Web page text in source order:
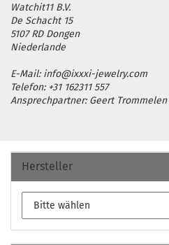
Watchit11 B.V.
De Schacht 15
5107 RD Dongen
Niederlande
E-Mail: info@ixxxi-jewelry.com
Telefon: +31 162311 557
Ansprechpartner: Geert
Hersteller